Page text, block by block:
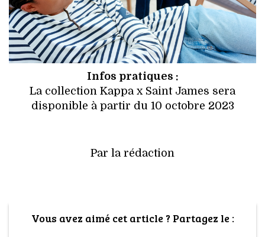
Infos pratiques :
La collection Kappa x Saint James sera
disponible à partir du 10 octobre 2023
Par la rédaction
Vous avez aimé cet article ? Partagez le :